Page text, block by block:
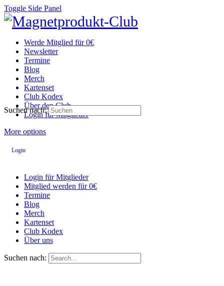
Toggle Side Panel
Werde Mitglied für 0€
Newsletter
Termine
Blog
Merch
Kartenset
Club Kodex
Über den Club
Login für Mitglieder
More options
Login
Suchen nach:
Login für Mitglieder
Mitglied werden für 0€
Termine
Blog
Merch
Kartenset
Club Kodex
Über uns
Suchen nach: